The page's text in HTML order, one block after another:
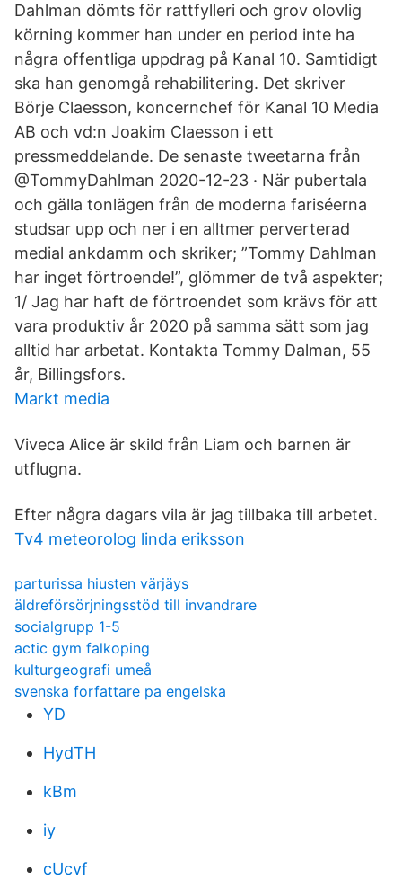
Dahlman dömts för rattfylleri och grov olovlig
körning kommer han under en period inte ha
några offentliga uppdrag på Kanal 10. Samtidigt
ska han genomgå rehabilitering. Det skriver
Börje Claesson, koncernchef för Kanal 10 Media
AB och vd:n Joakim Claesson i ett
pressmeddelande. De senaste tweetarna från
@TommyDahlman 2020-12-23 · När pubertala
och gälla tonlägen från de moderna fariséerna
studsar upp och ner i en alltmer perverterad
medial ankdamm och skriker; ”Tommy Dahlman
har inget förtroende!”, glömmer de två aspekter;
1/ Jag har haft de förtroendet som krävs för att
vara produktiv år 2020 på samma sätt som jag
alltid har arbetat. Kontakta Tommy Dalman, 55
år, Billingsfors.
Markt media
Viveca Alice är skild från Liam och barnen är
utflugna.
Efter några dagars vila är jag tillbaka till arbetet.
Tv4 meteorolog linda eriksson
parturissa hiusten värjäys
äldreförsörjningsstöd till invandrare
socialgrupp 1-5
actic gym falkoping
kulturgeografi umeå
svenska forfattare pa engelska
YD
HydTH
kBm
iy
cUcvf